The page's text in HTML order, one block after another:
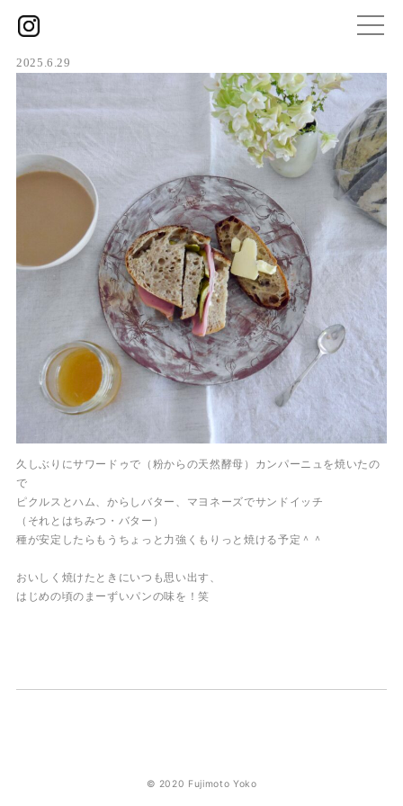
2025.6.29
久しぶりにサワードゥで（粉からの天然酵母）カンパーニュを焼いたの
で
ピクルスとハム、からしバター、マヨネーズでサンドイッチ
（それとはちみつ・バター）
種が安定したらもうちょっと力強くもりっと焼ける予定＾＾
おいしく焼けたときにいつも思い出す、
はじめの頃のまーずいパンの味を！笑
© 2020 Fujimoto Yoko